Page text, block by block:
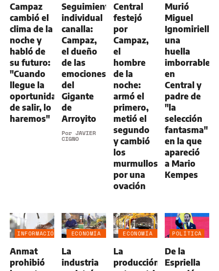
Campaz
cambió el
clima de la
noche y
habló de
su futuro:
"Cuando
llegue la
oportunidad
de salir, lo
haremos"
ALDOSIVI
1
Seguimiento
individual
canalla:
Campaz,
el dueño
de las
emociones
del
Gigante
de
Arroyito
Por JAVIER
CIGNO
Central
festejó
por
Campaz,
el
hombre
de la
noche:
armó el
primero,
metió el
segundo
y cambió
los
murmullos
por una
ovación
Murió
Miguel
Ignomiriello:
una
huella
imborrable
en
Central y
padre de
"la
selección
fantasma"
en la que
apareció
a Mario
Kempes
INFORMACIÓN
Anmat
prohibió
ECONOMÍA
La
industria
ECONOMÍA
La
producción
POLÍTICA
De la
Espriella